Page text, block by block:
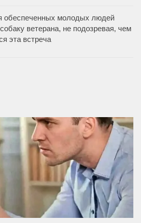
обеспеченных молодых людей
ветерана, не подозревая, чем
эта встреча